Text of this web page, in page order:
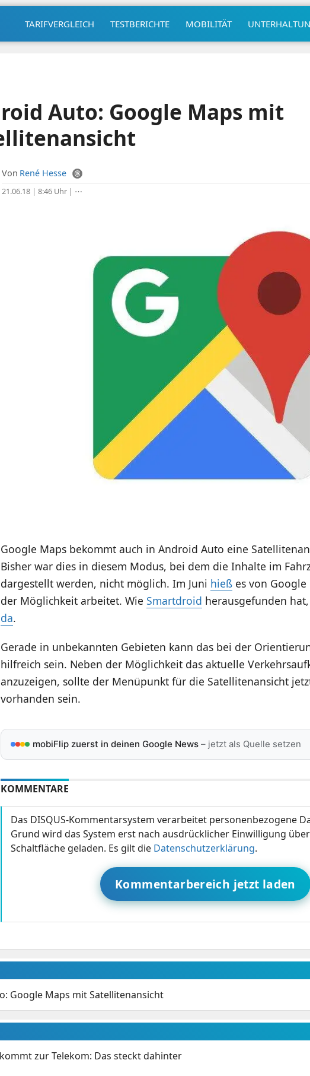
TARIFVERGLEICH TESTBERICHTE MOBILITÄT
Auto: Google Maps mit
Von René Hesse
21.06.18 | 8:46 Uhr| ⋯
Google Maps bekommt auch in Android Auto eine
Bisher war dies in diesem Modus, bei dem die Inhalte im
dargestellt werden, nicht möglich. Im Juni hießes von Google
der Möglichkeit arbeitet. Wie Smartdroid herausgefunden
da.
Gerade in unbekannten Gebieten kann das bei der
hilfreich sein. Neben der Möglichkeit das aktuelle
anzuzeigen, sollte der Menüpunkt für die Satellitenansicht
vorhanden sein.
mobiFlip zuerst in deinen Google News– jetzt als Quelle setzen
KOMMENTARE
Das DISQUS-Kommentarsystem verarbeitet personenbezogene
Grund wird das System erst nach ausdrücklicher Einwilligung
Schaltfläche geladen. Es gilt die Datenschutzerklärung.
Kommentarbereich jetzt laden
Google Maps mit Satellitenansicht
zur Telekom: Das steckt dahinter